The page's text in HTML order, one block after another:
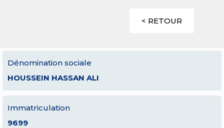
< RETOUR
Dénomination sociale
HOUSSEIN HASSAN ALI
Immatriculation
9699